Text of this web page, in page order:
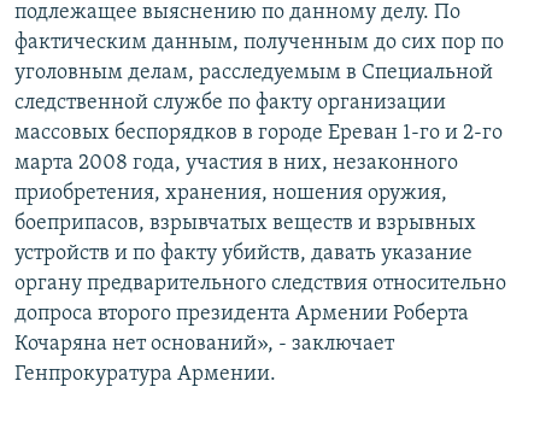
подлежащее выяснению по данному делу. По
фактическим данным, полученным до сих пор по
уголовным делам, расследуемым в Специальной
следственной службе по факту организации
массовых беспорядков в городе Ереван 1-го и 2-го
марта 2008 года, участия в них, незаконного
приобретения, хранения, ношения оружия,
боеприпасов, взрывчатых веществ и взрывных
устройств и по факту убийств, давать указание
органу предварительного следствия относительно
допроса второго президента Армении Роберта
Кочаряна нет оснований», - заключает
Генпрокуратура Армении.